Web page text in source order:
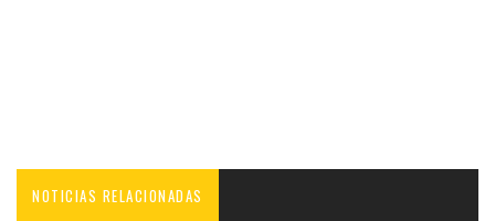
NOTICIAS RELACIONADAS